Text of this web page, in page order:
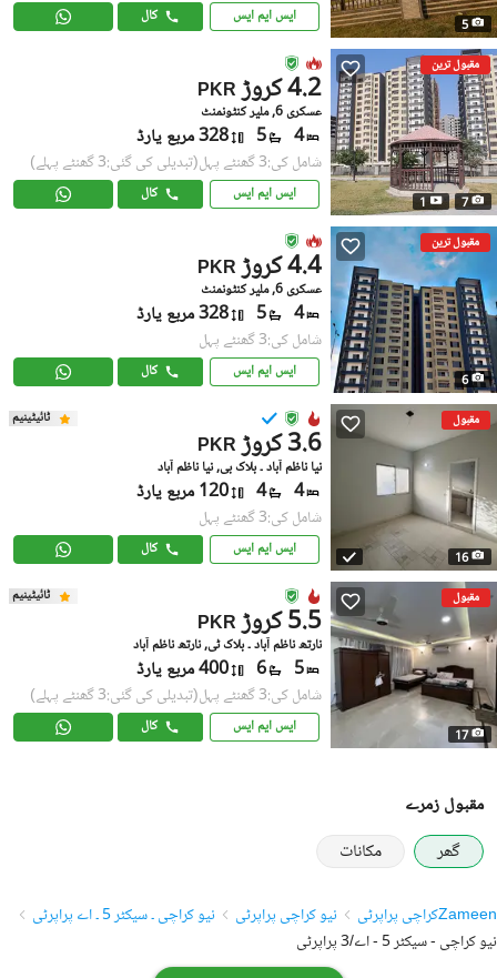
5 ایس ایم ایس کال
مقبول ترین
7
1
PKR 4.2 کروڑ
عسکری 6, ملیر کنٹونمنٹ
4
5 328 مربع یارڈ
شامل کی:3 گھنٹے پہل (تبدیلی کی گئی:3 گھنٹے پہلے)
ایس ایم ایس کال
مقبول ترین
6
PKR 4.4 کروڑ
عسکری 6, ملیر کنٹونمنٹ
4
5 328 مربع یارڈ
شامل کی:3 گھنٹے پہل
ایس ایم ایس کال
مقبول
16
ٹائیٹینیم
PKR 3.6 کروڑ
نیا ناظم آباد ۔ بلاک بی, نیا ناظم آباد
4
4 120 مربع یارڈ
شامل کی:3 گھنٹے پہل
ایس ایم ایس کال
مقبول
17
ٹائیٹینیم
PKR 5.5 کروڑ
نارتھ ناظم آباد ۔ بلاک ٹی, نارتھ ناظم آباد
5
6 400 مربع یارڈ
شامل کی:3 گھنٹے پہل (تبدیلی کی گئی:3 گھنٹے پہلے)
ایس ایم ایس کال
مقبول زمرے
گھر
مکانات
Zameenکراچی پراپرٹی نیو کراچی پراپرٹی
نیو کراچی ۔ سیکٹر 5 ۔ اے پراپرٹی
نیو کراچی - سیکٹر 5 - اے/3 پراپرٹی